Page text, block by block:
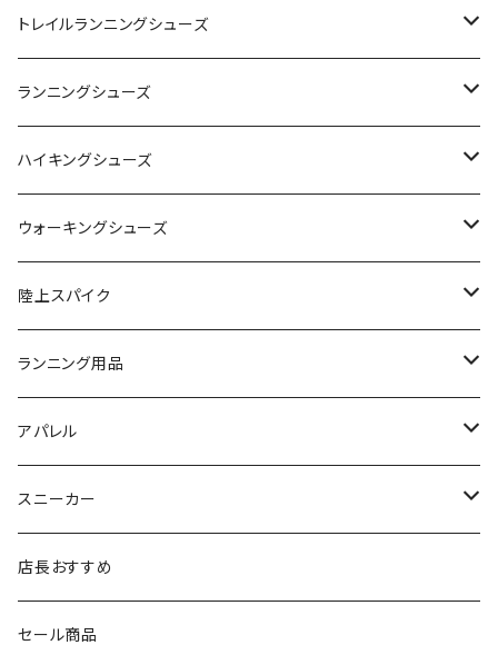
YONEX（ヨネックス）
adidas（アディダス）
SAYSKY（セイスカイ）
NISHI（ニシ）
FOOTMAX（フットマックス）
SIDAS（シダス）
MIZUNO（ミズノ）
THE NORTH FACE
SPRINTS
VIKING（ヴィーキング）
トレイルランニングシューズ
On
VIKING
asics
adidas
THE NORTH FACE
ランニングシューズ
On
adidas
asics
YONEX
MIZUNO
new balance
PUMA
HYBEX
ハイキングシューズ
On
VIKING
ウォーキングシューズ
YONEX
On
VIKING
陸上スパイク
asics
adidas
MIZUNO
ランニング用品
インソール
シダス
ソックス
FOOTMAX
NISHI
ポーチ
SAYSKY
キャップ
アパレル
SAYSKY
THE NORTH FACE
スニーカー
THE NORTH FACE
店長おすすめ
セール商品